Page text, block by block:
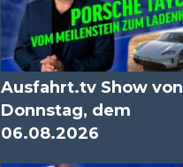
Ausfahrt.tv Show von
Donnstag, dem
06.08.2026